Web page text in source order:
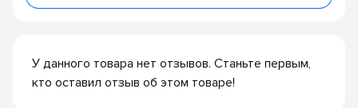
У данного товара нет отзывов. Станьте первым,
кто оставил отзыв об этом товаре!